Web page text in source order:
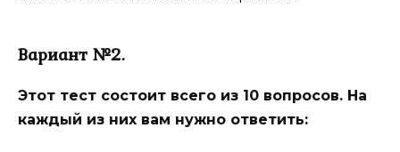
Вариант №2.
Этот тест состоит всего из 10 вопросов. На
каждый из них вам нужно ответить: